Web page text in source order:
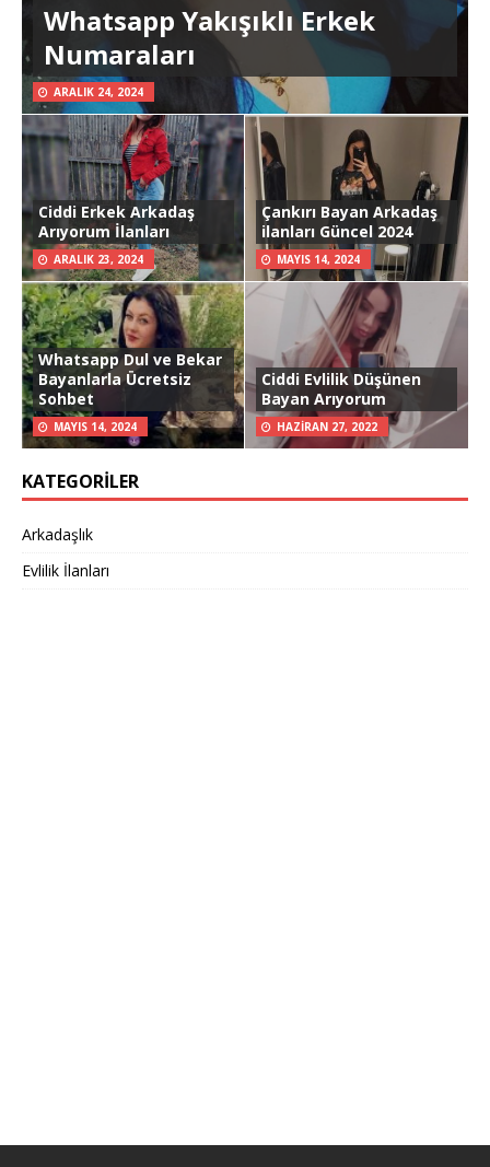
Whatsapp Yakışıklı Erkek
Numaraları
ARALIK 24, 2024
Ciddi Erkek Arkadaş
Arıyorum İlanları
ARALIK 23, 2024
Çankırı Bayan Arkadaş
ilanları Güncel 2024
MAYIS 14, 2024
Whatsapp Dul ve Bekar
Bayanlarla Ücretsiz
Sohbet
MAYIS 14, 2024
Ciddi Evlilik Düşünen
Bayan Arıyorum
HAZIRAN 27, 2022
KATEGORILER
Arkadaşlık
Evlilik İlanları